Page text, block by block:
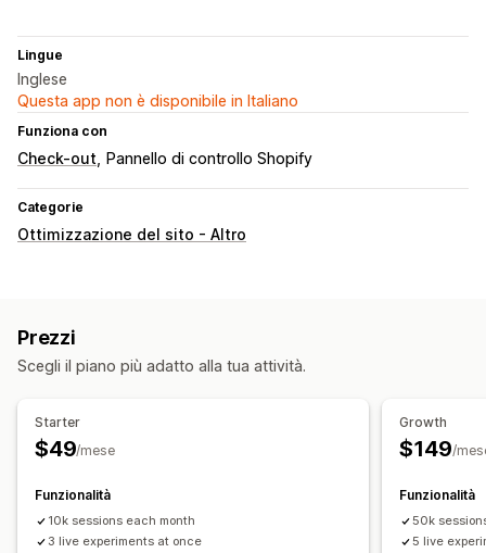
Lingue
Inglese
Questa app non è disponibile in Italiano
Funziona con
Check-out Pannello di controllo Shopify
Categorie
Ottimizzazione del sito - Altro
Prezzi
Scegli il piano più adatto alla tua attività.
Starter
$49/mese
Funzionalità
10k sessions each month
3 live experiments at once
Growth
$149/
Funzionalità
50k
5 live